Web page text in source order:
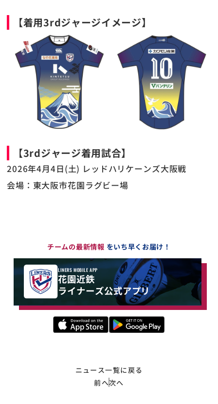
【着用3rdジャージイメージ】
【3rdジャージ着用試合】
2026年4月4日(土) レッドハリケーンズ大阪戦
会場：東大阪市花園ラグビー場
チームの最新情報 をいち早くお届け！
LINERS MOBILE APP
花園近鉄
ライナーズ公式アプリ
ニュース一覧に戻る
前へ次へ